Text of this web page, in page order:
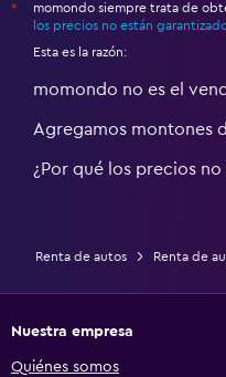
*
momondo siempre trata de
los precios no están
Esta es la razón:
momondo no es el
Agregamos montones
¿Por qué los precios no
Renta de autos Renta de
Nuestra empresa
Quiénes somos